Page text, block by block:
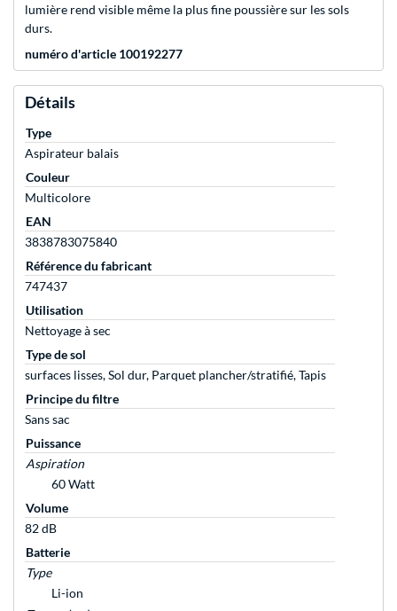
lumière rend visible même la plus fine poussière sur les sols
durs.
numéro d'article 100192277
Détails
Type
Aspirateur balais
Couleur
Multicolore
EAN
3838783075840
Référence du fabricant
747437
Utilisation
Nettoyage à sec
Type de sol
surfaces lisses, Sol dur, Parquet plancher/stratifié, Tapis
Principe du filtre
Sans sac
Puissance
Aspiration
60 Watt
Volume
82 dB
Batterie
Type
Li-ion